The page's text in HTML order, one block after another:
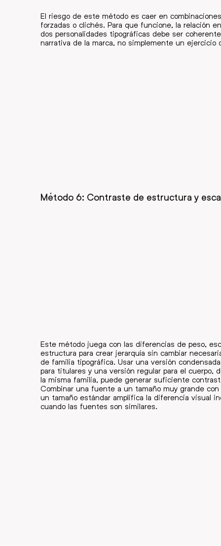
El riesgo de este método es caer en
forzadas o clichés. Para que funcione, la relación
dos personalidades tipográficas debe ser
narrativa de la marca, no simplemente un ejercicio
Método 6: Contraste de estructura y
Este método juega con las diferencias de peso,
estructura para crear jerarquía sin cambiar
de familia tipográfica. Usar una versión
para titulares y una versión regular para el cuerpo,
la misma familia, puede generar suficiente
Combinar una fuente a un tamaño muy grande
un tamaño estándar amplifica la diferencia visual
cuando las fuentes son similares.